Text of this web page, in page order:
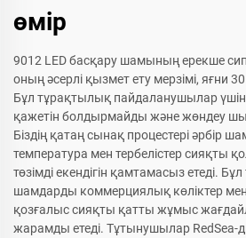
өмір
9012 LED басқару шамының ерекше
оның әсерлі қызмет ету мерзімі, яғни
Бұл тұрақтылық пайдаланушылар
қажетін болдырмайды және жөндеу
Біздің қатаң сынақ процестері әрбір
температура мен тербелістер сияқты
төзімді екендігін қамтамасыз етеді.
шамдарды коммерциялық көліктер
қозғалыс сияқты қатты жұмыс
жарамды етеді. Тұтынушылар RedSea-